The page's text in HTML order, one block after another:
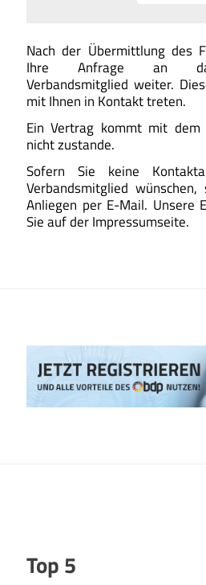
Nach der Übermittlung des
Ihre Anfrage an das
Verbandsmitglied weiter.
mit Ihnen in Kontakt treten.
Ein Vertrag kommt mit dem
nicht zustande.
Sofern Sie keine
Verbandsmitglied
Anliegen per E-Mail. Unsere
Sie auf der Impressumseite.
Top 5